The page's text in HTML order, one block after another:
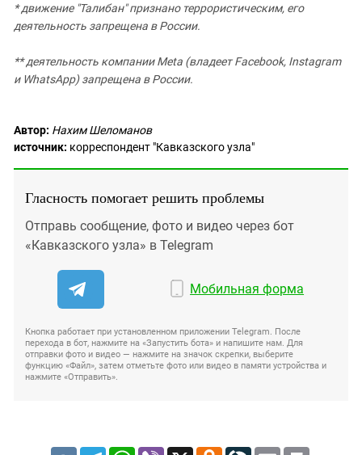
* движение "Талибан" признано террористическим, его
деятельность запрещена в России.
** деятельность компании Meta (владеет Facebook, Instagram
и WhatsApp) запрещена в России.
Автор: Нахим Шеломанов
источник: корреспондент "Кавказского узла"
Гласность помогает решить проблемы
Отправь сообщение, фото и видео через бот
«Кавказского узла» в Telegram
Мобильная форма
Кнопка работает при установленном приложении Telegram. После
перехода в бот, нажмите на «Запустить бота» и напишите нам. Для
отправки фото и видео — нажмите на значок скрепки, выберите
функцию «Файл», затем отметьте фото или видео в памяти устройства и
нажмите «Отправить».